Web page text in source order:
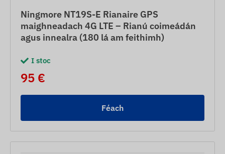
Ningmore NT19S-E Rianaire GPS
maighneadach 4G LTE – Rianú coimeádán
agus innealra (180 lá am feithimh)
I stoc
95 €
Féach